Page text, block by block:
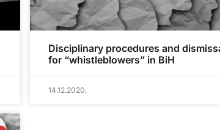
Disciplinary procedures and
for “whistleblowers” in BiH
14.12.2020.